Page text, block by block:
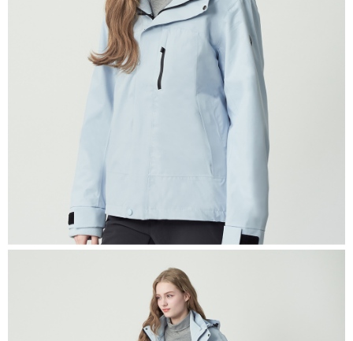
每筆NT$80，滿NT$1,200(含以上)免運費
每筆NT$80，滿NT$1,200(含以上)免運費